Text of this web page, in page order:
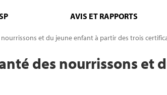
AVIS ET RAPPORTS
et du jeune enfant à partir des trois
des nourrissons et